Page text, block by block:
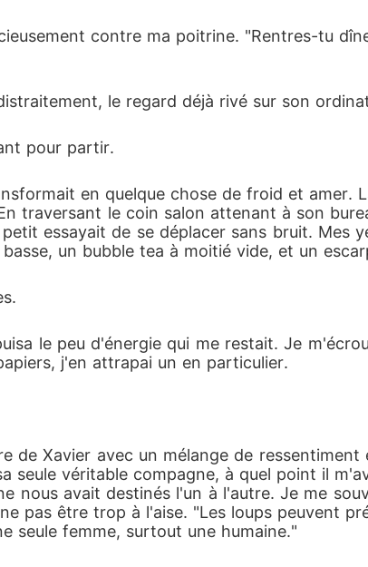
contre ma poitrine. "Rentres-tu
le regard déjà rivé sur son
pour partir.
en quelque chose de froid et amer.
traversant le coin salon attenant à son
essayait de se déplacer sans bruit. Mes
un bubble tea à moitié vide, et un
le peu d'énergie qui me restait. Je
j'en attrapai un en particulier.
de Xavier avec un mélange de
seule véritable compagne, à quel point il
nous avait destinés l'un à l'autre. Je me
pas être trop à l'aise. "Les loups peuvent
seule femme, surtout une humaine."